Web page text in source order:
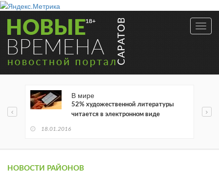
В мире
52% художественной литературы
читается в электронном виде
18.01.2016
НОВОСТИ РАЙОНОВ